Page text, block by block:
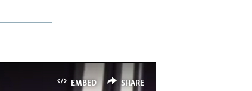
EMBED SHARE